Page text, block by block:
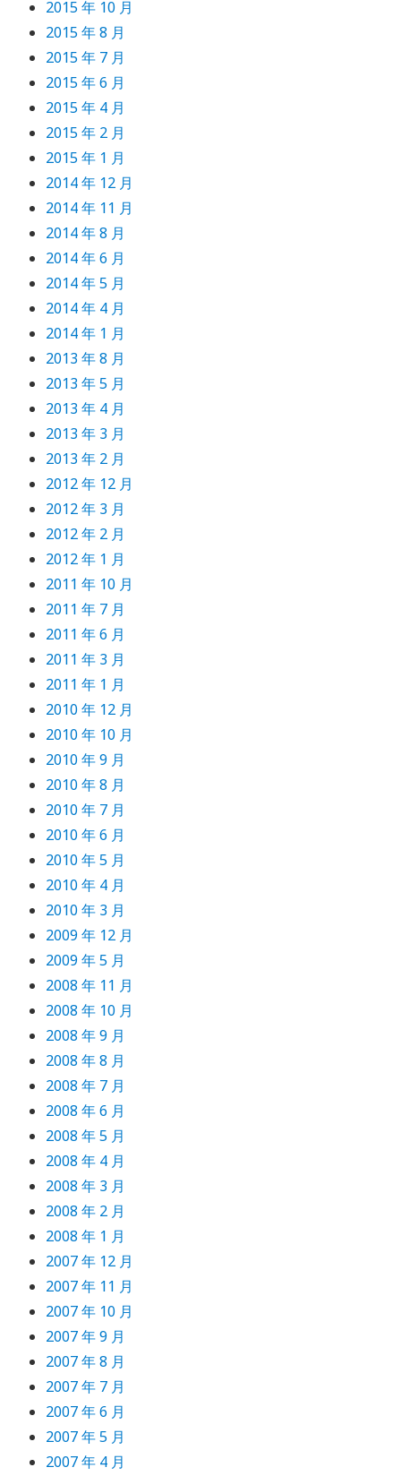
2015 年 10 月
2015 年 8 月
2015 年 7 月
2015 年 6 月
2015 年 4 月
2015 年 2 月
2015 年 1 月
2014 年 12 月
2014 年 11 月
2014 年 8 月
2014 年 6 月
2014 年 5 月
2014 年 4 月
2014 年 1 月
2013 年 8 月
2013 年 5 月
2013 年 4 月
2013 年 3 月
2013 年 2 月
2012 年 12 月
2012 年 3 月
2012 年 2 月
2012 年 1 月
2011 年 10 月
2011 年 7 月
2011 年 6 月
2011 年 3 月
2011 年 1 月
2010 年 12 月
2010 年 10 月
2010 年 9 月
2010 年 8 月
2010 年 7 月
2010 年 6 月
2010 年 5 月
2010 年 4 月
2010 年 3 月
2009 年 12 月
2009 年 5 月
2008 年 11 月
2008 年 10 月
2008 年 9 月
2008 年 8 月
2008 年 7 月
2008 年 6 月
2008 年 5 月
2008 年 4 月
2008 年 3 月
2008 年 2 月
2008 年 1 月
2007 年 12 月
2007 年 11 月
2007 年 10 月
2007 年 9 月
2007 年 8 月
2007 年 7 月
2007 年 6 月
2007 年 5 月
2007 年 4 月